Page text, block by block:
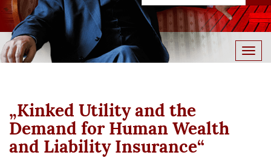
„Kinked Utility and the
Demand for Human Wealth
and Liability Insurance“